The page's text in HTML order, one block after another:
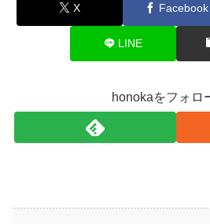
X Facebook
LINE
honokaをフォロ